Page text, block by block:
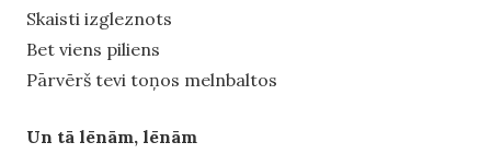
Skaisti izgleznots
Bet viens piliens
Pārvērš tevi toņos melnbaltos
Un tā lēnām, lēnām